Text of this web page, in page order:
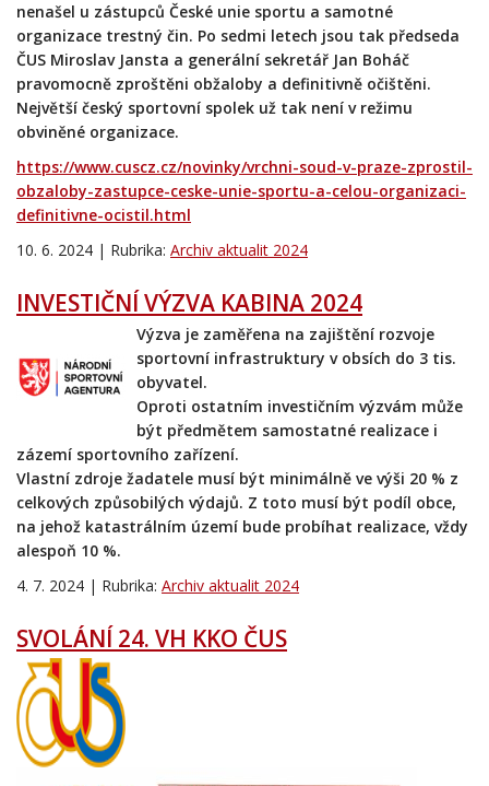
nenašel u zástupců České unie sportu a samotné
organizace trestný čin. Po sedmi letech jsou tak předseda
ČUS Miroslav Jansta a generální sekretář Jan Boháč
pravomocně zproštěni obžaloby a definitivně očištěni.
Největší český sportovní spolek už tak není v režimu
obviněné organizace.
https://www.cuscz.cz/novinky/vrchni-soud-v-praze-zprostil-
obzaloby-zastupce-ceske-unie-sportu-a-celou-organizaci-
definitivne-ocistil.html
10. 6. 2024 | Rubrika: Archiv aktualit 2024
INVESTIČNÍ VÝZVA KABINA 2024
Výzva je zaměřena na zajištění rozvoje
sportovní infrastruktury v obsích do 3 tis.
obyvatel.
Oproti ostatním investičním výzvám může
být předmětem samostatné realizace i
zázemí sportovního zařízení.
Vlastní zdroje žadatele musí být minimálně ve výši 20 % z
celkových způsobilých výdajů. Z toto musí být podíl obce,
na jehož katastrálním území bude probíhat realizace, vždy
alespoň 10 %.
4. 7. 2024 | Rubrika: Archiv aktualit 2024
SVOLÁNÍ 24. VH KKO ČUS